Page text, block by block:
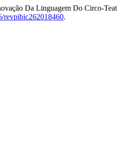
Da Linguagem Do Circo-
revpibic262018460.